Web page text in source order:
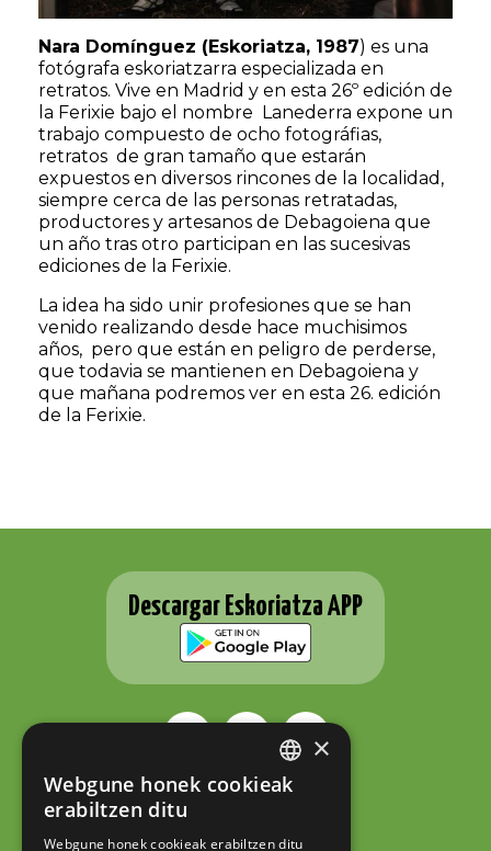
Nara Domínguez (Eskoriatza, 1987) es una
fotógrafa eskoriatzarra especializada en
retratos. Vive en Madrid y en esta 26º edición de
la Ferixie bajo el nombre Lanederra expone un
trabajo compuesto de ocho fotográfias,
retratos de gran tamaño que estarán
expuestos en diversos rincones de la localidad,
siempre cerca de las personas retratadas,
productores y artesanos de Debagoiena que
un año tras otro participan en las sucesivas
ediciones de la Ferixie.
La idea ha sido unir profesiones que se han
venido realizando desde hace muchisimos
años, pero que están en peligro de perderse,
que todavia se mantienen en Debagoiena y
que mañana podremos ver en esta 26. edición
de la Ferixie.
Descargar Eskoriatza APP
ESKORIATZAKO UDALA
Fernando Eskoriatza plaza 1
BASQUE
×
Webgune honek cookieak
erabiltzen ditu
Webgune honek cookieak erabiltzen ditu